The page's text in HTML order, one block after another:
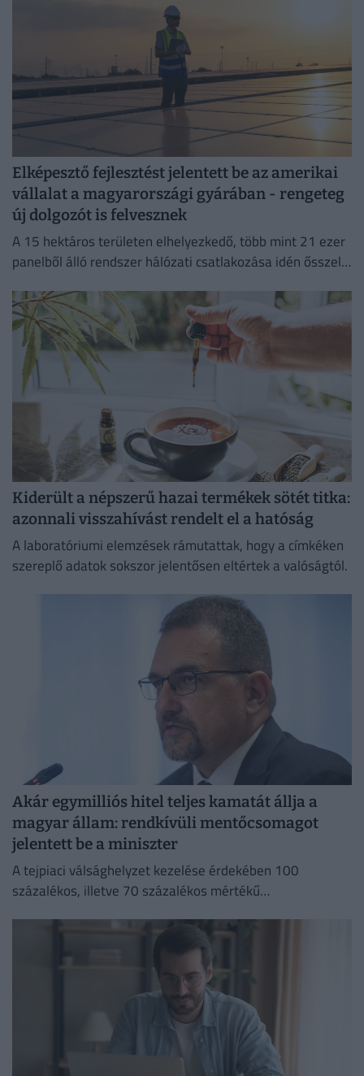
Elképesztő fejlesztést jelentett be az amerikai
vállalat a magyarországi gyárában - rengeteg
új dolgozót is felvesznek
A 15 hektáros területen elhelyezkedő, több mint 21 ezer
panelből álló rendszer hálózati csatlakozása idén ősszel
Kiderült a népszerű hazai termékek sötét titka:
azonnali visszahívást rendelt el a hatóság
A laboratóriumi elemzések rámutattak, hogy a címkéken
szereplő adatok sokszor jelentősen eltértek a valóságtól.
Akár egymilliós hitel teljes kamatát állja a
magyar állam: rendkívüli mentőcsomagot
jelentett be a miniszter
A tejpiaci válsághelyzet kezelése érdekében 100
százalékos, illetve 70 százalékos mértékű